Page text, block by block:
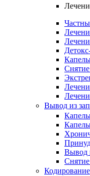
Вывод из
Вывод
Кодирование